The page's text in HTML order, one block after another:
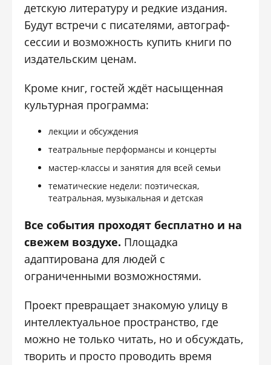
детскую литературу и редкие издания.
Будут встречи с писателями, автограф-
сессии и возможность купить книги по
издательским ценам.
Кроме книг, гостей ждёт насыщенная
культурная программа:
лекции и обсуждения
театральные перформансы и концерты
мастер-классы и занятия для всей семьи
тематические недели: поэтическая,
театральная, музыкальная и детская
Все события проходят бесплатно и на
свежем воздухе. Площадка
адаптирована для людей с
ограниченными возможностями.
Проект превращает знакомую улицу в
интеллектуальное пространство, где
можно не только читать, но и обсуждать,
творить и просто проводить время